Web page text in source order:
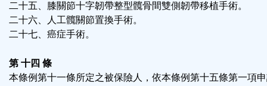
二十五、膝關節十字韌帶整型髖骨間雙側韌帶移植手術。
二十六、人工髖關節置換手術。
二十七、癌症手術。
第 十四 條
本條例第十一條所定之被保險人，依本條例第十五條第一項